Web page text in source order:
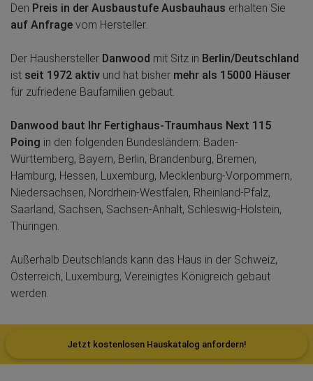
Den Preis in der Ausbaustufe Ausbauhaus erhalten Sie
auf Anfrage vom Hersteller.
Der Haushersteller Danwood mit Sitz in Berlin/Deutschland
ist seit 1972 aktiv und hat bisher mehr als 15000 Häuser
für zufriedene Baufamilien gebaut.
Danwood baut Ihr Fertighaus-Traumhaus Next 115
Poing in den folgenden Bundesländern: Baden-
Württemberg, Bayern, Berlin, Brandenburg, Bremen,
Hamburg, Hessen, Luxemburg, Mecklenburg-Vorpommern,
Niedersachsen, Nordrhein-Westfalen, Rheinland-Pfalz,
Saarland, Sachsen, Sachsen-Anhalt, Schleswig-Holstein,
Thüringen.
Außerhalb Deutschlands kann das Haus in der Schweiz,
Österreich, Luxemburg, Vereinigtes Königreich gebaut
werden.
Jetzt kostenlosen Hauskatalog anfordern!